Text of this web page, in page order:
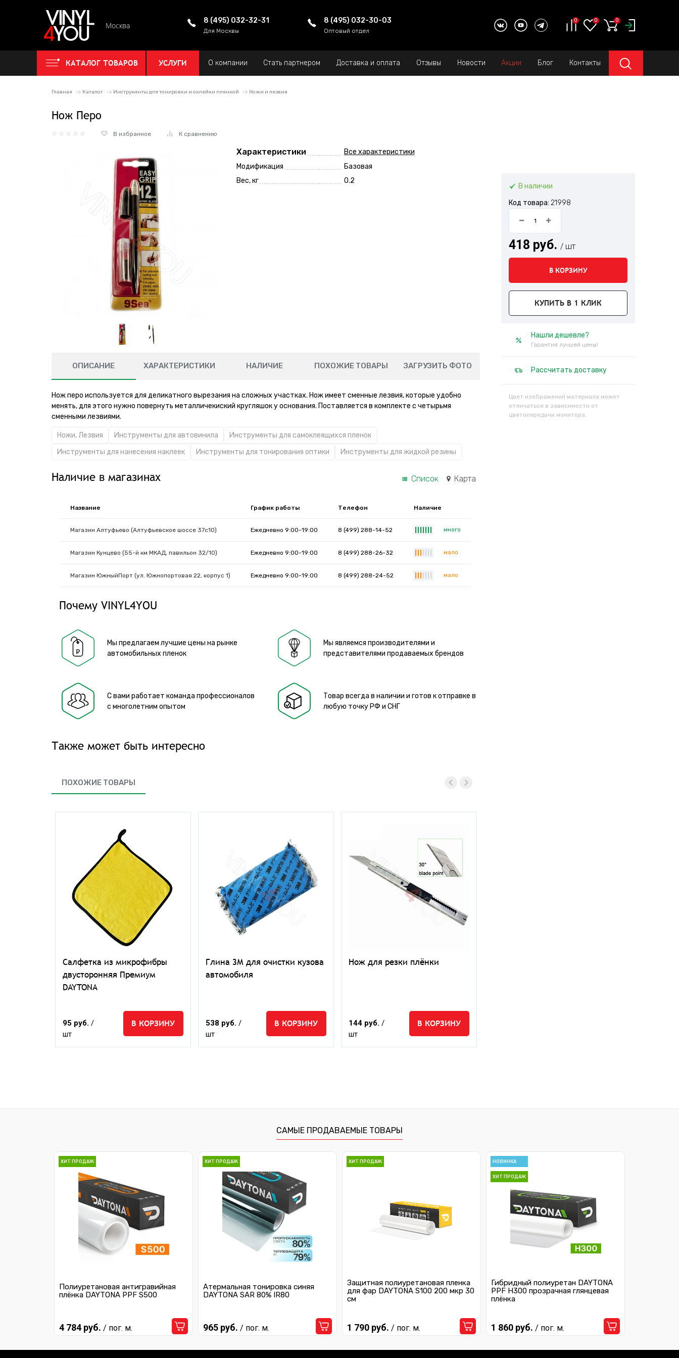
Москва
8 (495) 032-32-31
Для Москвы
8 (495) 032-30-03
Оптовый отдел
0 0 0
КАТАЛОГ ТОВАРОВ УСЛУГИ О компании Стать партнером Доставка и оплата Отзывы Новости Акции Блог Контакты
Главная Каталог Инструменты для тонировки и оклейки пленкой Ножи и лезвия
Нож Перо
В избранное К сравнению
Характеристики
Все характеристики
Модификация
Базовая
Вес, кг
0.2
В наличии
Код товара: 21998
418 руб. / шт
В КОРЗИНУ
КУПИТЬ В 1 КЛИК
Нашли дешевле?
Гарантия лучшей цены!
Рассчитать доставку
Цвет изображений материала может
отличаться в зависимости от
цветопередачи монитора.
ОПИСАНИЕ ХАРАКТЕРИСТИКИ НАЛИЧИЕ ПОХОЖИЕ ТОВАРЫ ЗАГРУЗИТЬ ФОТО
Нож перо используется для деликатного вырезания на сложных участках. Нож имеет сменные лезвия, которые удобно
менять, для этого нужно повернуть металличекиский кругляшок у основания. Поставляется в комплекте с четырьмя
сменными лезвиями.
Ножи, Лезвия Инструменты для автовинила
Инструменты для самоклеящихся пленок
Инструменты для нанесения наклеек
Инструменты для тонирования оптики Инструменты для жидкой резины
Наличие в магазинах Список Карта
Название График работы Телефон Наличие
Магазин Алтуфьево (Алтуфьевское шоссе 37с10) Ежедневно 9:00-19:00 8 (499) 288-14-52 много
Магазин Кунцево (55-й км МКАД, павильон 32/10) Ежедневно 9:00-19:00 8 (499) 288-26-32 мало
Магазин ЮжныйПорт (ул. Южнопортовая 22, корпус 1) Ежедневно 9:00-19:00 8 (499) 288-24-52 мало
Почему VINYL4YOU
Мы предлагаем лучшие цены на рынке
автомобильных пленок
Мы являемся производителями и
представителями продаваемых брендов
С вами работает команда профессионалов
с многолетним опытом
Товар всегда в наличии и готов к отправке в
любую точку РФ и СНГ
Также может быть интересно
ПОХОЖИЕ ТОВАРЫ
Салфетка из микрофибры
двусторонняя Премиум
DAYTONA
95 руб. /
шт
В КОРЗИНУ
Глина 3М для очистки кузова
автомобиля
538 руб. /
шт
В КОРЗИНУ
Нож для резки плёнки
144 руб. /
шт
В КОРЗИНУ
САМЫЕ ПРОДАВАЕМЫЕ ТОВАРЫ
ХИТ ПРОДАЖ
Полиуретановая антигравийная
плёнка DAYTONA PPF S500
4 784 руб. / пог. м.
ХИТ ПРОДАЖ
Атермальная тонировка синяя
DAYTONA SAR 80% IR80
965 руб. / пог. м.
ХИТ ПРОДАЖ
Защитная полиуретановая пленка
для фар DAYTONA S100 200 мкр 30
см
1 790 руб. / пог. м.
НОВИНКА
ХИТ ПРОДАЖ
Гибридный полиуретан DAYTONA
PPF H300 прозрачная глянцевая
плёнка
1 860 руб. / пог. м.